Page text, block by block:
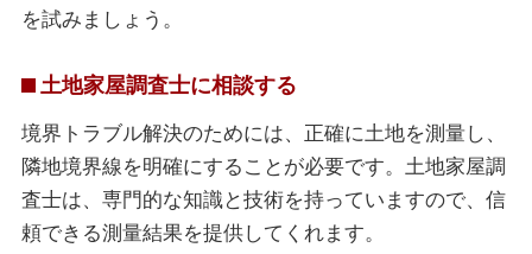
を試みましょう。
土地家屋調査士に相談する
境界トラブル解決のためには、正確に土地を測量し、
隣地境界線を明確にすることが必要です。土地家屋調
査士は、専門的な知識と技術を持っていますので、信
頼できる測量結果を提供してくれます。